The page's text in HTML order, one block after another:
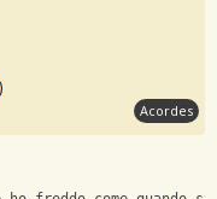
)
Acordes